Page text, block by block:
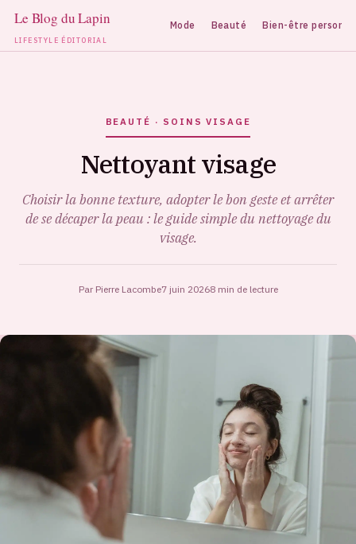
LIFESTYLE ÉDITORIAL
Mode Beauté Bien-être
BEAUTÉ · SOINS VISAGE
Nettoyant visage
Choisir la bonne texture, adopter le bon geste et arrêter
de se décaper la peau : le guide simple du nettoyage du
visage.
Par Pierre Lacombe7 juin 20268 min de lecture